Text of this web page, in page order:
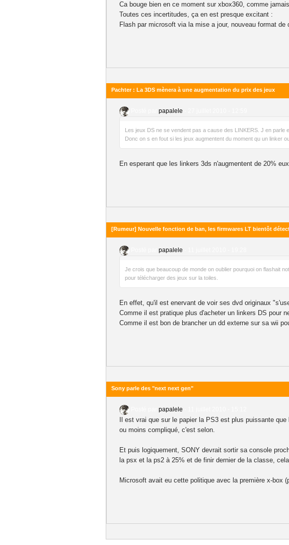
Ca bouge bien en ce moment sur xbox360, comme
Toutes ces incertitudes, ça en est presque excitant :
Flash par microsoft via la mise a jour, nouveau format
Pachter : La 3DS mènera à une augmentation du prix des jeux
papalele
Les jeux DS ne se vendent pas a cause des LINKERS. J en parle
Donc on s en fout si les jeux augmentent du moment qu un linker
En esperant que les linkers 3ds n'augmentent de 20%
[Rumeur] Nouvelle fonction de ban, les firmwares LT bientôt
papalele
Je crois que beaucoup de monde on oublier pourquoi on flashait
pour télécharger des jeux sur la toiles.
En effet, qu'il est enervant de voir ses dvd originaux
Comme il est pratique plus d'acheter un linkers DS pour
Comme il est bon de brancher un dd externe sur sa wii
Sony parle des "next next gen"
papalele
Il est vrai que sur le papier la PS3 est plus puissante
ou moins compliqué, c'est selon.
Et puis logiquement, SONY devrait sortir sa console
la psx et la ps2 à 25% et de finir dernier de la classe,
Microsoft avait eu cette politique avec la première x-box